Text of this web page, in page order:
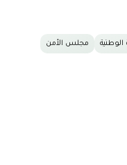
مجلس الأمن